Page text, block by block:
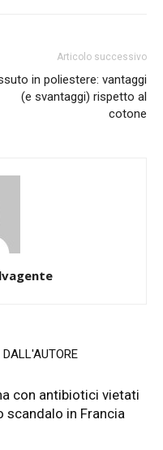
Articolo successivo
in poliestere: vantaggi
(e svantaggi) rispetto al
cotone
DALL'AUTORE
con antibiotici vietati
scandalo in Francia